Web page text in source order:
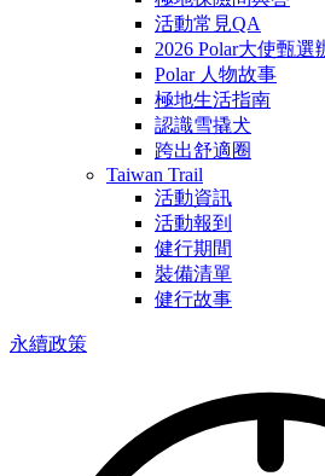
活動常見QA
2026 Polar大使甄選
Polar 人物故事
極地生活指南
認識雪撬犬
跨出舒適圈
Taiwan Trail
活動資訊
活動報到
健行期間
裝備清單
健行故事
永續政策